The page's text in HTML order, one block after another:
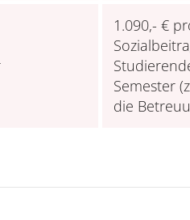
1.090,- €
Semester
die